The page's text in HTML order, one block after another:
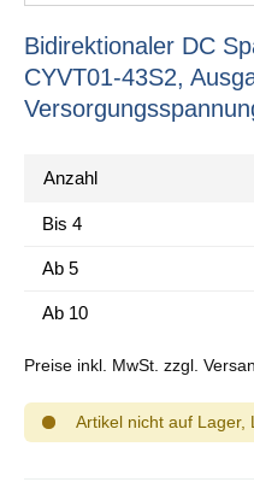
Bidirektionaler DC
CYVT01-43S2,
Anzahl
Bis 4
Ab 5
Ab 10
Preise inkl. MwSt. zzgl.
Artikel nicht auf Lager,